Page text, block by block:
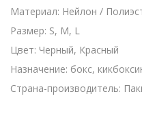
Материал: Нейлон /
Размер: S, M, L
Цвет: Черный, Красный
Назначение: бокс,
Страна-производитель: